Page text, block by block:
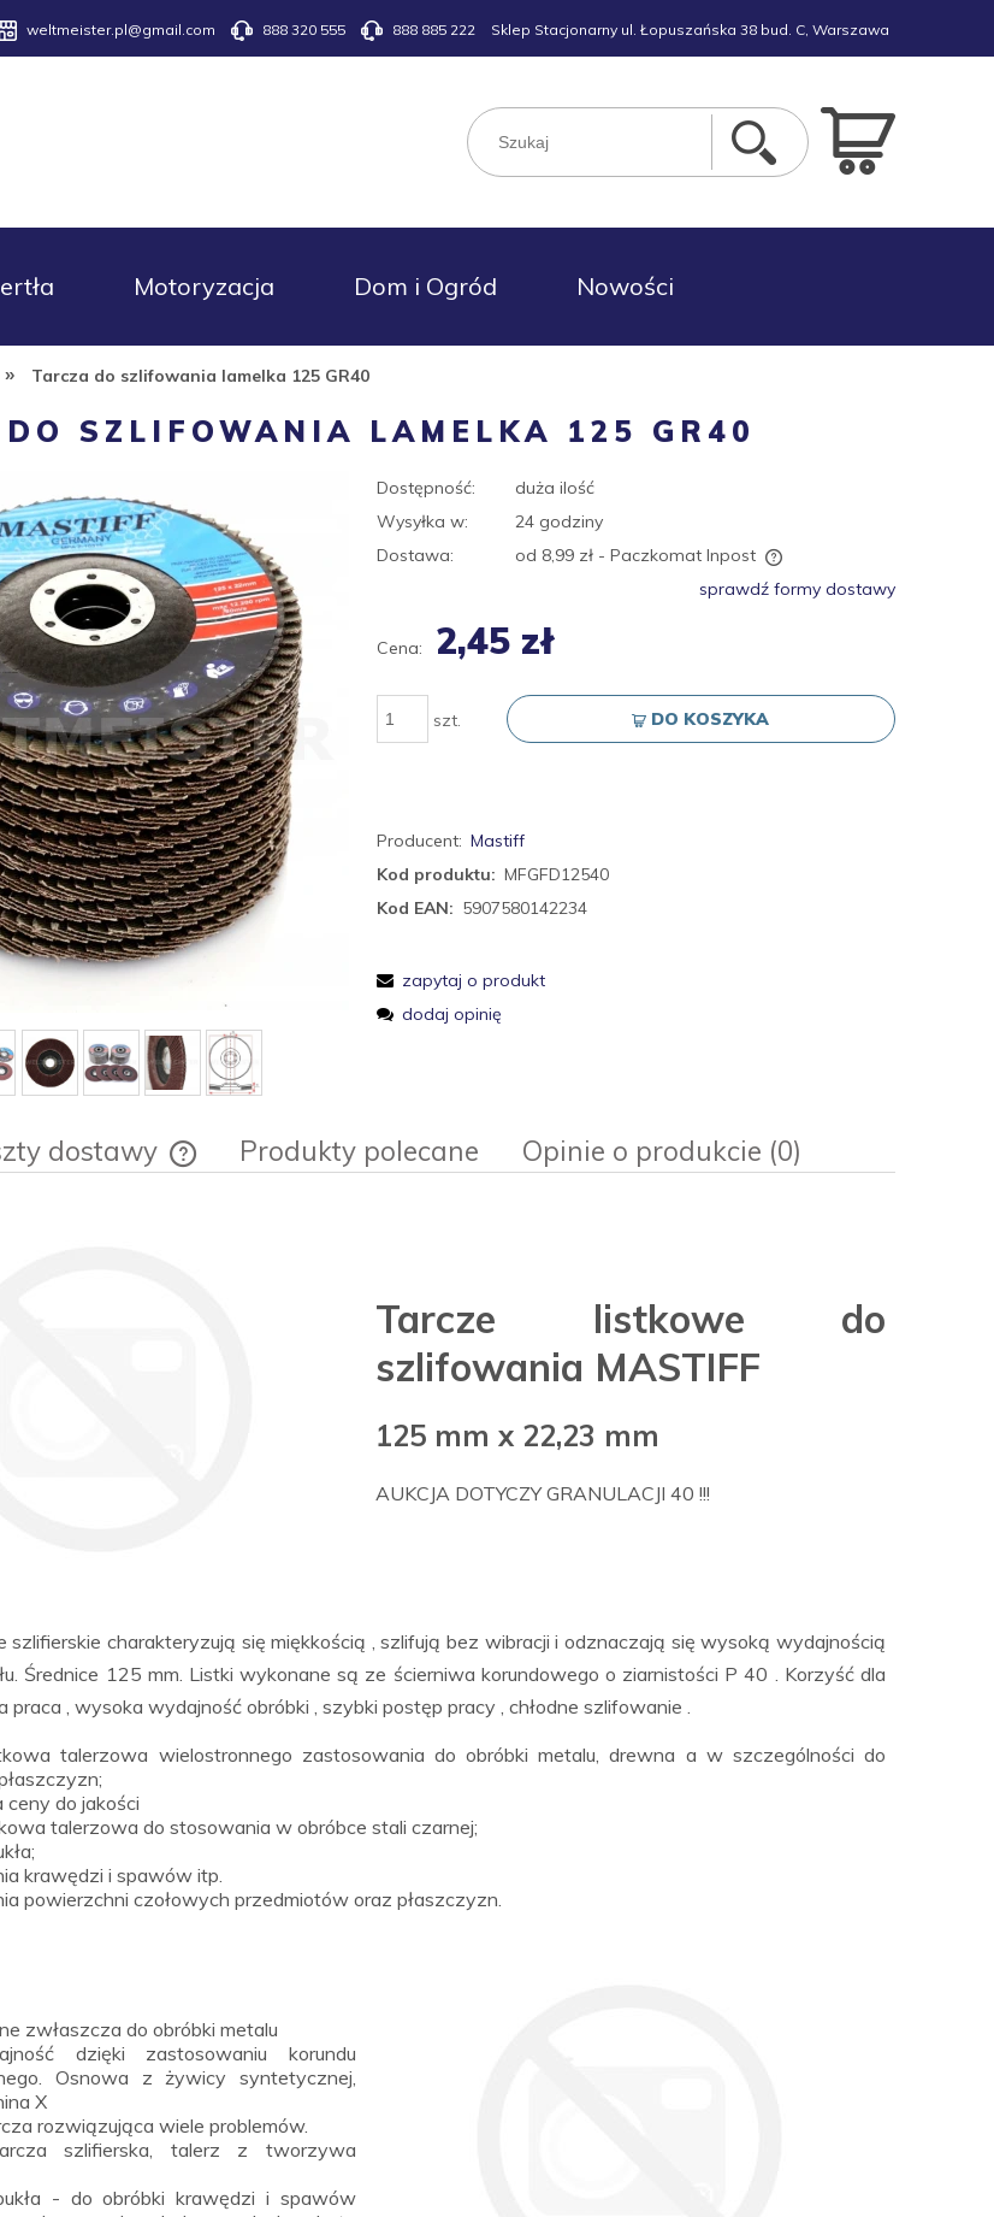
weltmeister.pl@gmail.com 888 320 555 888 885 222 Sklep Stacjonarny ul. Łopuszańska 38 bud. C, Warszawa
Motoryzacja Dom i Ogród Nowości
» Tarcza do szlifowania lamelka 125 GR40
SZLIFOWANIA LAMELKA 125 GR40
Dostępność:
duża ilość
Wysyłka w:
24 godziny
Dostawa:
od 8,99 zł - Paczkomat Inpost
płatności
sprawdź formy dostawy
Cena: 2,45 zł
szt. DO KOSZYKA
Producent: Mastiff
Kod produktu: MFGFD12540
Kod EAN: 5907580142234
zapytaj o produkt
dodaj opinię
dostawy Produkty polecane Opinie o produkcie (0)
Tarcze listkowe do
szlifowania MASTIFF
125 mm x 22,23 mm
AUKCJA DOTYCZY GRANULACJI 40 !!!
szlifierskie charakteryzują się miękkością , szlifują bez wibracji i odznaczają się wysoką wydajnością
Średnice 125 mm. Listki wykonane są ze ścierniwa korundowego o ziarnistości P 40 . Korzyść dla
praca , wysoka wydajność obróbki , szybki postęp pracy , chłodne szlifowanie .
talerzowa wielostronnego zastosowania do obróbki metalu, drewna a w szczególności do
ceny do jakości
talerzowa do stosowania w obróbce stali czarnej;
krawędzi i spawów itp.
powierzchni czołowych przedmiotów oraz płaszczyzn.
zwłaszcza do obróbki metalu
dzięki zastosowaniu korundu
Osnowa z żywicy syntetycznej,
X
rozwiązująca wiele problemów.
szlifierska, talerz z tworzywa
- do obróbki krawędzi i spawów